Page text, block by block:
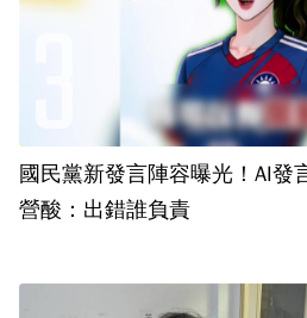
國民黨新發言陣容曝光！AI發
營酸：出錯誰負責